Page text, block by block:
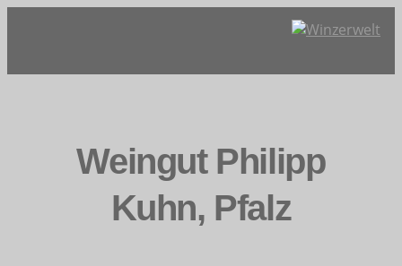
Weingut Philipp
Kuhn, Pfalz